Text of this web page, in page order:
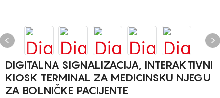
DIGITALNA SIGNALIZACIJA, INTERAKTIVNI
KIOSK TERMINAL ZA MEDICINSKU NJEGU
ZA BOLNIČKE PACIJENTE